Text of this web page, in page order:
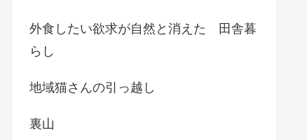
外食したい欲求が自然と消えた 田舎暮
らし
地域猫さんの引っ越し
裏山